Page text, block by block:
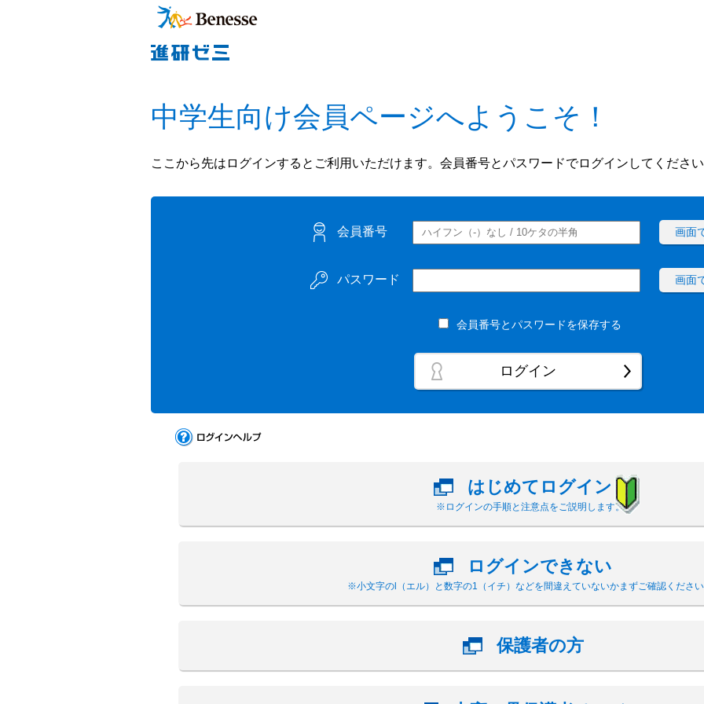
中学生向け会員ページへようこそ！
ここから先はログインするとご利用いただけます。会員番号とパスワードでログインしてくださ
会員番号 画面
パスワード 画面
会員番号とパスワードを保存する
ログイン
はじめてログイン
※ログインの手順と注意点をご説明します。
ログインできない
※小文字のl（エル）と数字の1（イチ）などを間違えていないかまずご確認くださ
保護者の方